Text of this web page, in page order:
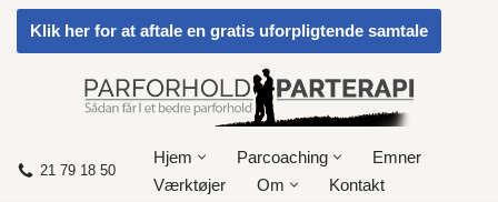
Spring
Klik her for at aftale en gratis uforpligtende samtale
21 79 18 50
Hjem Parcoaching
Emner
Værktøjer
Om Kontakt